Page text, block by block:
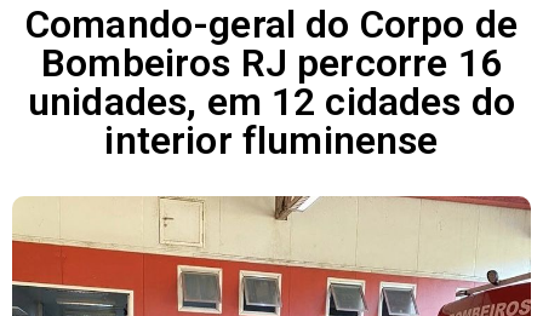
Comando-geral do Corpo de
Bombeiros RJ percorre 16
unidades, em 12 cidades do
interior fluminense